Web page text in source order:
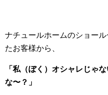
ナチュールホームのショー
たお客様から、
「私（ぼく）オシャレじゃ
な〜？」